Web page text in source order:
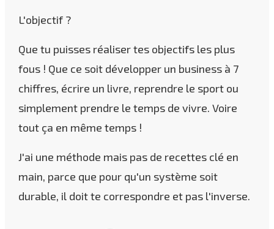
L'objectif ?
Que tu puisses réaliser tes objectifs les plus
fous ! Que ce soit développer un business à 7
chiffres, écrire un livre, reprendre le sport ou
simplement prendre le temps de vivre. Voire
tout ça en même temps !
J'ai une méthode mais pas de recettes clé en
main, parce que pour qu'un système soit
durable, il doit te correspondre et pas l'inverse.